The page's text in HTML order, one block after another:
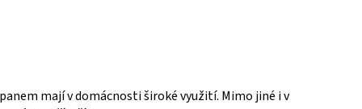
mají v domácnosti široké využití. Mimo jiné i v